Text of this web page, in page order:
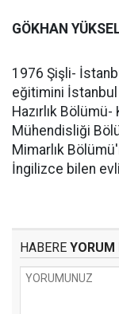
GÖKHAN
1976 Şişli-
eğitimini
Hazırlık
Mühendisliği
Mimarlık
İngilizce bilen
HABERE YORUM